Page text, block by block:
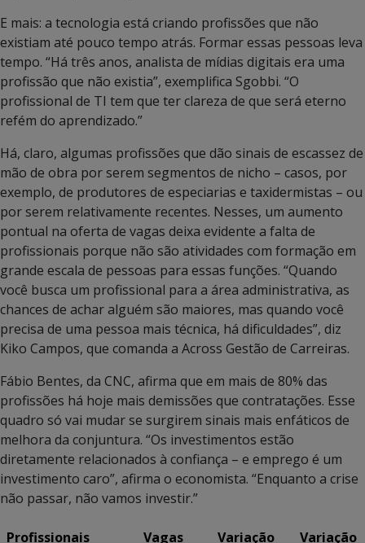
E mais: a tecnologia está criando profissões que não
existiam até pouco tempo atrás. Formar essas pessoas leva
tempo. “Há três anos, analista de mídias digitais era uma
profissão que não existia”, exemplifica Sgobbi. “O
profissional de TI tem que ter clareza de que será eterno
refém do aprendizado.”
Há, claro, algumas profissões que dão sinais de escassez de
mão de obra por serem segmentos de nicho – casos, por
exemplo, de produtores de especiarias e taxidermistas – ou
por serem relativamente recentes. Nesses, um aumento
pontual na oferta de vagas deixa evidente a falta de
profissionais porque não são atividades com formação em
grande escala de pessoas para essas funções. “Quando
você busca um profissional para a área administrativa, as
chances de achar alguém são maiores, mas quando você
precisa de uma pessoa mais técnica, há dificuldades”, diz
Kiko Campos, que comanda a Across Gestão de Carreiras.
Fábio Bentes, da CNC, afirma que em mais de 80% das
profissões há hoje mais demissões que contratações. Esse
quadro só vai mudar se surgirem sinais mais enfáticos de
melhora da conjuntura. “Os investimentos estão
diretamente relacionados à confiança – e emprego é um
investimento caro”, afirma o economista. “Enquanto a crise
não passar, não vamos investir.”
Profissionais Vagas Variação Variação